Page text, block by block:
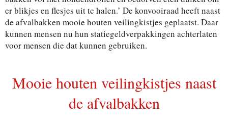
er blikjes en flesjes uit te halen.’ De konvooiraad heeft naast
de afvalbakken mooie houten veilingkistjes geplaatst. Daar
kunnen mensen nu hun statiegeldverpakkingen achterlaten
voor mensen die dat kunnen gebruiken.
Mooie houten veilingkistjes naast
de afvalbakken